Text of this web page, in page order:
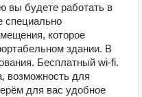
вы будете работать в
специально
которое
здании. В
Бесплатный wi-fi.
возможность для
для вас удобное